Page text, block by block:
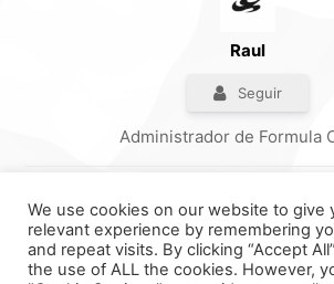
Raul
Seguir
Administrador de Formula
We use cookies on our website to give
relevant experience by remembering
and repeat visits. By clicking “Accept
the use of ALL the cookies. However,